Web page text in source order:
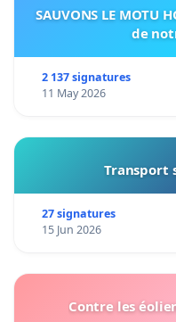
SAUVONS LE MOTU
de
2 137 signatures
11 May 2026
Transport
27 signatures
15 Jun 2026
Contre les